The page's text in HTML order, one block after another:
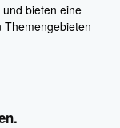
bieten eine
Themengebieten